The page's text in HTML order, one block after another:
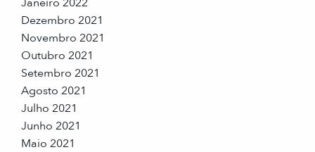
Dezembro 2021
Novembro 2021
Outubro 2021
Setembro 2021
Agosto 2021
Julho 2021
Junho 2021
Maio 2021